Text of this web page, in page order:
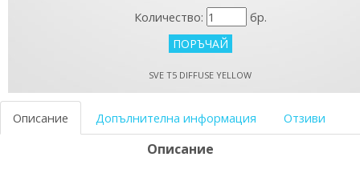
Количество: бр.
SVE T5 DIFFUSE YELLOW
Описание Допълнителна информация Отзиви
Описание